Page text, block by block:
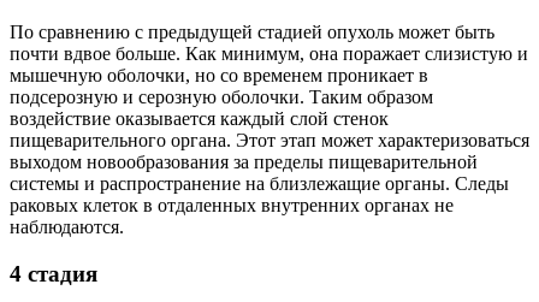
По сравнению с предыдущей стадией опухоль может быть
почти вдвое больше. Как минимум, она поражает слизистую и
мышечную оболочки, но со временем проникает в
подсерозную и серозную оболочки. Таким образом
воздействие оказывается каждый слой стенок
пищеварительного органа. Этот этап может характеризоваться
выходом новообразования за пределы пищеварительной
системы и распространение на близлежащие органы. Следы
раковых клеток в отдаленных внутренних органах не
наблюдаются.
4 стадия